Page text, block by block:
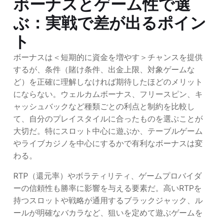
ボーナスとゲーム性で選
ぶ：実戦で差が出るポイン
ト
ボーナスは＜短期的に資金を増やす＞チャンスを提供
するが、条件（賭け条件、出金上限、対象ゲームな
ど）を正確に理解しなければ期待したほどのメリット
にならない。ウェルカムボーナス、フリースピン、キ
ャッシュバックなど種類ごとの利点と制約を比較し
て、自分のプレイスタイルに合ったものを選ぶことが
大切だ。特にスロット中心に遊ぶか、テーブルゲーム
やライブカジノを中心にするかで有利なボーナスは変
わる。
RTP（還元率）やボラティリティ、ゲームプロバイダ
ーの信頼性も勝率に影響を与える要素だ。高いRTPを
持つスロットや戦略が通用するブラックジャック、ル
ールが明確なバカラなど、狙いを定めて遊ぶゲームを